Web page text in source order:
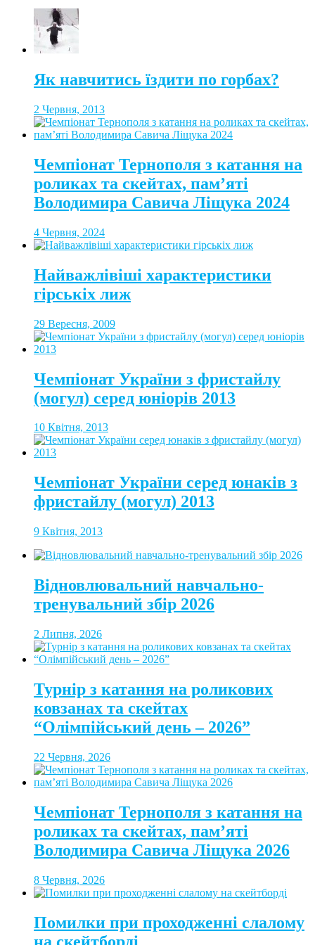
Як навчитись їздити по горбах?
2 Червня, 2013
Чемпіонат Тернополя з катання на
роликах та скейтах, пам’яті
Володимира Савича Ліщука 2024
4 Червня, 2024
Найважлівіші характеристики
гірськіх лиж
29 Вересня, 2009
Чемпіонат України з фристайлу
(могул) серед юніорів 2013
10 Квітня, 2013
Чемпіонат України серед юнаків з
фристайлу (могул) 2013
9 Квітня, 2013
Відновлювальний навчально-
тренувальний збір 2026
2 Липня, 2026
Турнір з катання на роликових
ковзанах та скейтах
“Олімпійський день – 2026”
22 Червня, 2026
Чемпіонат Тернополя з катання на
роликах та скейтах, пам’яті
Володимира Савича Ліщука 2026
8 Червня, 2026
Помилки при проходженні слалому
на скейтборді